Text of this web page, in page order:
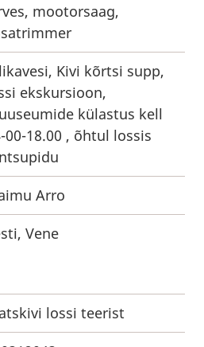
mootorsaag,
Kivi kõrtsi supp,
ekskursioon,
külastus kell
00-18.00 , õhtul lossis
Arro
Vene
lossi teerist